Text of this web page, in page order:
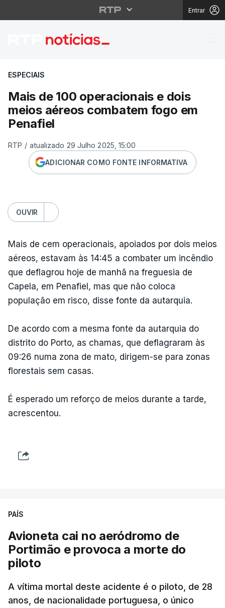
Entrar
Mais de 100
ESPECIAIS
Mais de 100 operacionais e dois
meios aéreos combatem fogo em
Penafiel
RTP / atualizado 29 Julho 2025, 15:00
ADICIONAR COMO FONTE INFORMATIVA
OUVIR
Mais de cem operacionais, apoiados por dois meios
aéreos, estavam às 14:45 a combater um incêndio
que deflagrou hoje de manhã na freguesia de
Capela, em Penafiel, mas que não coloca
população em risco, disse fonte da autarquia.
De acordo com a mesma fonte da autarquia do
distrito do Porto, as chamas, que deflagraram às
09:26 numa zona de mato, dirigem-se para zonas
florestais sem casas.
É esperado um reforço de meios durante a tarde,
acrescentou.
PAÍS
Avioneta cai no aeródromo de
Portimão e provoca a morte do
piloto
A vítima mortal deste acidente é o piloto, de 28
anos, de nacionalidade portuguesa, o único